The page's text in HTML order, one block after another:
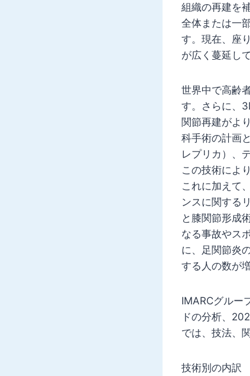
組織の再建を
全体または一
す。現在、座
が広く蔓延し
世界中で高齢
す。さらに、
関節再建がよ
科手術の計画
レプリカ）、
この技術によ
これに加えて
ンスに関する
と膝関節形成
なる事故やス
に、足関節炎
する人の数が
IMARCグルー
ドの分析、
では、技法、
技術別の内訳